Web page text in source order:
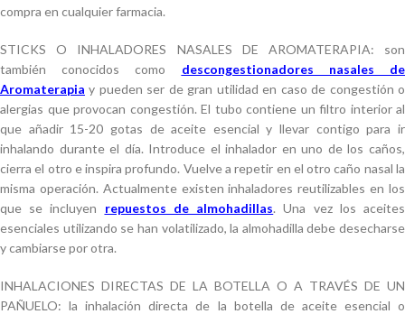
compra en cualquier farmacia.
STICKS O INHALADORES NASALES DE AROMATERAPIA: son
también conocidos como descongestionadores nasales de
Aromaterapia y pueden ser de gran utilidad en caso de congestión o
alergias que provocan congestión. El tubo contiene un filtro interior al
que añadir 15-20 gotas de aceite esencial y llevar contigo para ir
inhalando durante el día. Introduce el inhalador en uno de los caños,
cierra el otro e inspira profundo. Vuelve a repetir en el otro caño nasal la
misma operación. Actualmente existen inhaladores reutilizables en los
que se incluyen repuestos de almohadillas. Una vez los aceites
esenciales utilizando se han volatilizado, la almohadilla debe desecharse
y cambiarse por otra.
INHALACIONES DIRECTAS DE LA BOTELLA O A TRAVÉS DE UN
PAÑUELO: la inhalación directa de la botella de aceite esencial o